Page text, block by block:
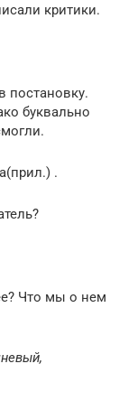
критики.
постановку.
буквально
.
Что мы о нем